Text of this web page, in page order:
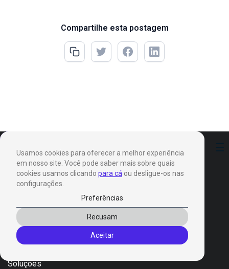
Compartilhe esta postagem
Usamos cookies para oferecer a melhor experiência
em nosso site. Você pode saber mais sobre quais
cookies usamos clicando para cá ou desligue-os nas
configurações.
Preferências
Recusam
Aceitar
Invox Dictation
Invox Genesis
Soluções